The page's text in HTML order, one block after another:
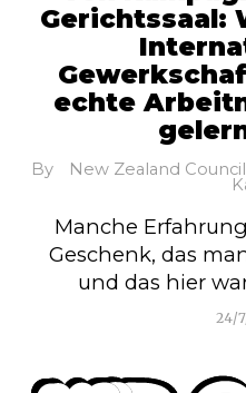
Gerichtssaal:
echte
By New Zealand
Manche
Geschenk, das
und das hier
24/